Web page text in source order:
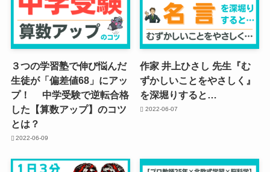
３つの学習塾で伸び悩んだ
生徒が「偏差値68」にアッ
プ！ 中学受験で逆転合格
した【算数アップ】のコツ
とは？
2022-06-09
作家 井上ひさし 先生『む
ずかしいことをやさしく』
を深堀りすると…
2022-06-07